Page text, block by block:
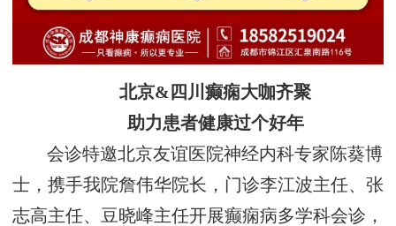
北京&四川癫痫大咖齐聚
助力患者健康过个好年
会诊特邀北京友谊医院神经内科专家陈葵博
士，携手我院詹伟华院长，门诊李江波主任、张
志高主任、豆晓峰主任开展癫痫病多学科会诊，